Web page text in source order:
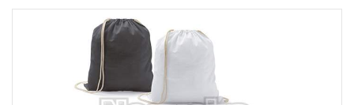
SOLICITAR ORÇAMENTO